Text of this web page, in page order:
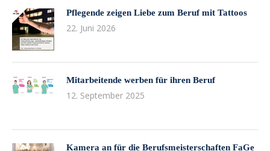
Pflegende zeigen Liebe zum Beruf mit Tattoos
22. Juni 2026
Mitarbeitende werben für ihren Beruf
12. September 2025
Kamera an für die Berufsmeisterschaften FaGe